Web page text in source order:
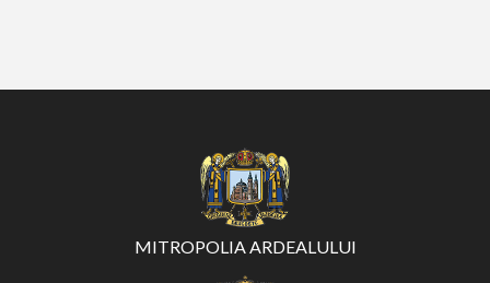
MITROPOLIA ARDEALULUI